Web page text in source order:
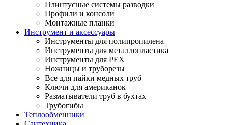
Плинтусные системы разводки
Профили и консоли
Монтажные планки
Инструмент и аксессуары
Инструменты для полипропилена
Инструменты для металлопластика
Инструменты для PEX
Ножницы и труборезы
Все для пайки медных труб
Ключи для американок
Разматыватели труб в бухтах
Трубогибы
Теплообменники